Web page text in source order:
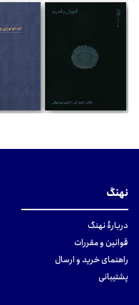
نهنگ
دربارهٔ نهنگ
قوانین و مقررات
راهنمای خرید و ارسال
پشتیبانی